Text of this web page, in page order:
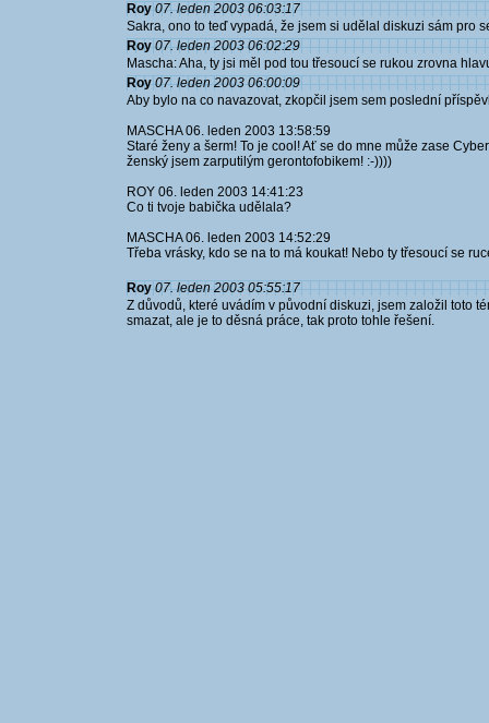
Roy 07. leden 2003 06:03:17
Sakra, ono to teď vypadá, že jsem si udělal diskuzi sám pro
Roy 07. leden 2003 06:02:29
Mascha: Aha, ty jsi měl pod tou třesoucí se rukou zrovna
Roy 07. leden 2003 06:00:09
Aby bylo na co navazovat, zkopčil jsem sem poslední
MASCHA 06. leden 2003 13:58:59
Staré ženy a šerm! To je cool! Ať se do mne může zase
ženský jsem zarputilým gerontofobikem! :-))))
ROY 06. leden 2003 14:41:23
Co ti tvoje babička udělala?
MASCHA 06. leden 2003 14:52:29
Třeba vrásky, kdo se na to má koukat! Nebo ty třesoucí se
Roy 07. leden 2003 05:55:17
Z důvodů, které uvádím v původní diskuzi, jsem založil toto
smazat, ale je to děsná práce, tak proto tohle řešení.